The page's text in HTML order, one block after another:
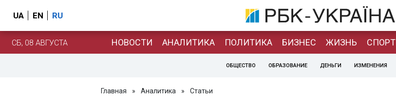
UA EN RU
СБ, 08 АВГУСТА НОВОСТИ АНАЛИТИКА ПОЛИТИКА БИЗНЕС ЖИЗНЬ СПОРТ
ОБЩЕСТВО ОБРАЗОВАНИЕ ДЕНЬГИ ИЗМЕНЕНИЯ
Главная » Аналитика » Статьи